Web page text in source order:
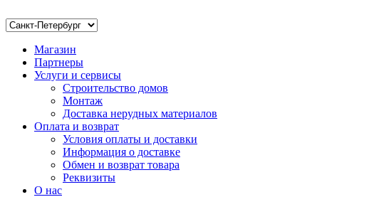
Магазин
Партнеры
Услуги и сервисы
Строительство домов
Монтаж
Доставка нерудных материалов
Оплата и возврат
Условия оплаты и доставки
Информация о доставке
Обмен и возврат товара
Реквизиты
О нас